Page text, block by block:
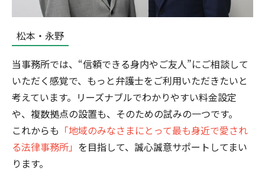
松本・永野
当事務所では、“信頼できる身内やご友人”にご相談して
いただく感覚で、もっと弁護士をご利用いただきたいと
考えています。リーズナブルでわかりやすい料金設定
や、複数拠点の設置も、そのための試みの一つです。
これからも 「地域のみなさまにとって最も身近で愛され
る法律事務所」 を目指して、誠心誠意サポートしてまい
ります。